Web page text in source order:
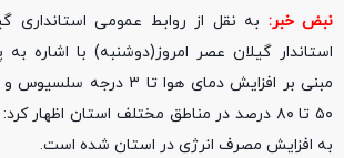
نبض خبر: به نقل از روابط عمومی
استاندار گیلان عصر امروز(دوشنبه) با اشاره
مبنی بر افزایش دمای هوا تا
۵۰ تا ۸۰ درصد در مناطق مختلف استان اظهار
به افزایش مصرف انرژی در استان شده است.